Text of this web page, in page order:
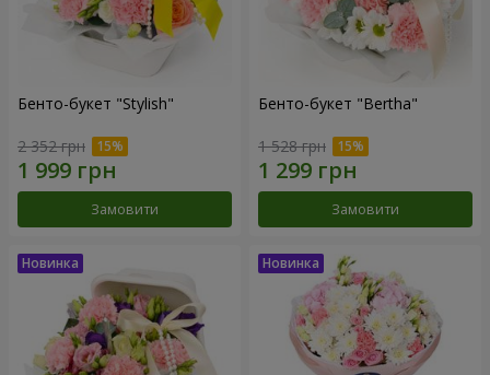
Бенто-букет "Stylish"
2 352 грн
Замовити
Бенто-букет "Bertha"
1 528 грн
Замовити